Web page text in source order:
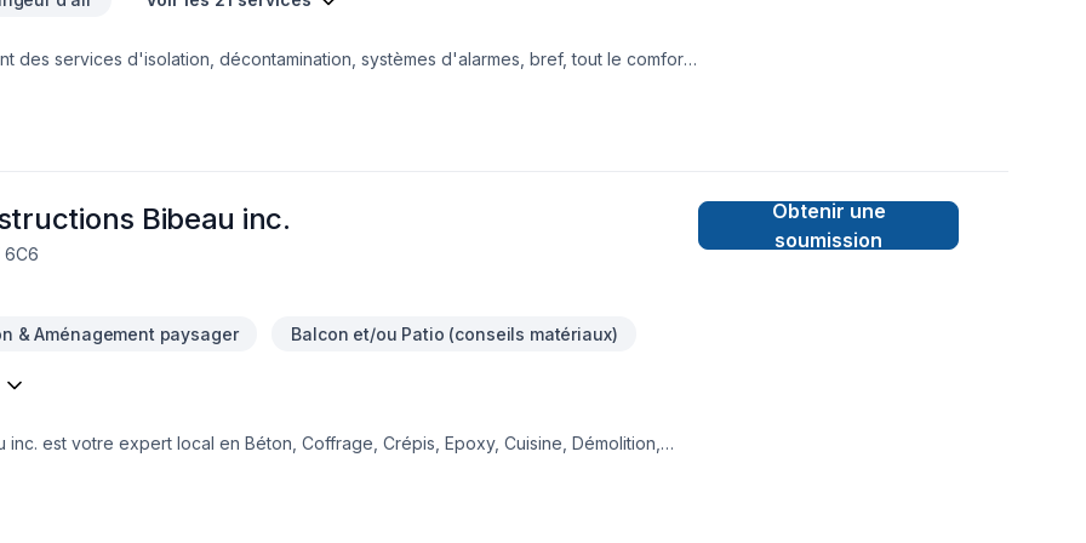
des services d'isolation, décontamination, systèmes d'alarmes, bref, tout le comfort
Bibeau inc.
6C6
& Aménagement paysager Balcon et/ou Patio (conseils matériaux)
est votre expert local en Béton, Coffrage, Crépis, Epoxy, Cuisine, Démolition,
de Centre du Québec,Lanaudière,Laurentides,Laval,Mauricie,Montérégie,Montréal,
Obtenir une
soumission